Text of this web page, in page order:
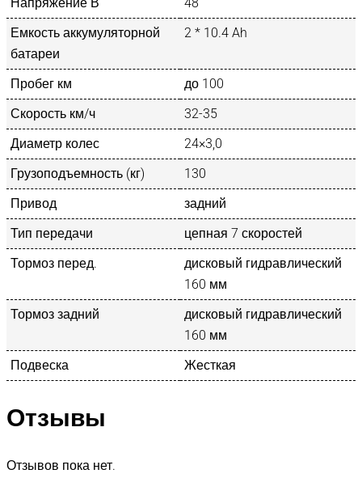
Емкость аккумуляторной
батареи
2 * 10.4 Ah
Пробег км
до 100
Скорость км/ч
32-35
Диаметр колес
24×3,0
Грузоподъемность (кг)
130
Привод
задний
Тип передачи
цепная 7 скоростей
Тормоз перед.
дисковый гидравлический
160 мм
Тормоз задний
дисковый гидравлический
160 мм
Подвеска
Жесткая
Отзывы
Отзывов пока нет.